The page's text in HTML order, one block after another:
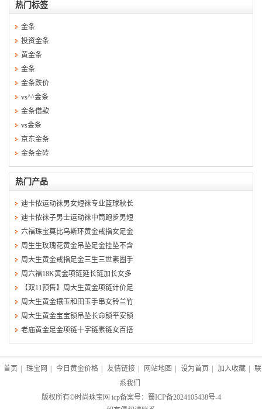
热门标签
金条
投资金条
黄金条
金条
金条跌价
vs^^金条
金条借款
vs金条
京东金条
金条金砖
热门产品
迪卡侬运动袜男女短袜专业篮球秋长
迪卡侬袜子男士运动袜中筒跑步男短
六福珠宝莫比乌斯环黄金戒指女足金
周生生玫瑰花黄金吊坠足金挂坠不含
周大生黄金戒指足金三生三世素圈手
周六福18K黄金项链延长链加长女多
【双11预售】周大生黄金项链计价足
周大生黄金镶玉和田玉手串女铃兰竹
周大生黄金宝宝锁吊坠长命锁平安锁
老庙黄金足金项链十字链素链女百搭
首页 珠宝网 今日黄金价格 友情链接 网站地图 设为首页 加入收藏
联
系我们
版权所有©时尚珠宝网 icp备案号： 蜀ICP备2024105438号-4